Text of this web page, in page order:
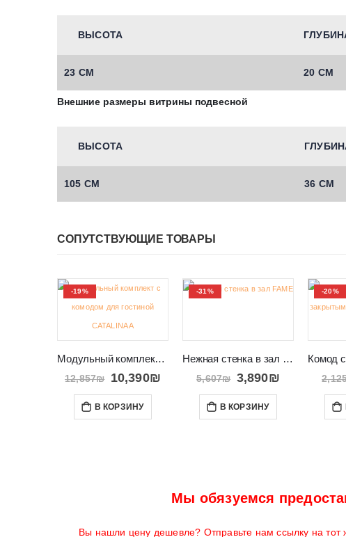
ВЫСОТА
23 СМ 20 СМ
Внешние размеры витрины подвесной
ВЫСОТА
105 СМ 36 СМ
СОПУТСТВУЮЩИЕ ТОВАРЫ
-19%
Модульный комплект с комодом для гостиной CATALINA A
12,857₪ 10,390₪
В КОРЗИНУ
-31%
Нежная стенка в зал FAME
5,607₪ 3,890₪
В КОРЗИНУ
-20%
Мы обязуемся
Вы нашли цену дешевле? Отправьте нам ссылку на